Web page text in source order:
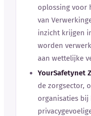
oplossing voor
van
inzicht krijgen
worden
aan wettelijke
YourSafetynet
de zorgsector,
organisaties bij